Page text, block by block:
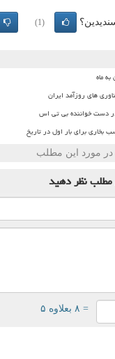
(1)
ماه
های روزآمد ایران
دست خواننده بی تی اس
در مورد این مطلب
مطلبنظر دهید
= ۸ بعلاوه ۵